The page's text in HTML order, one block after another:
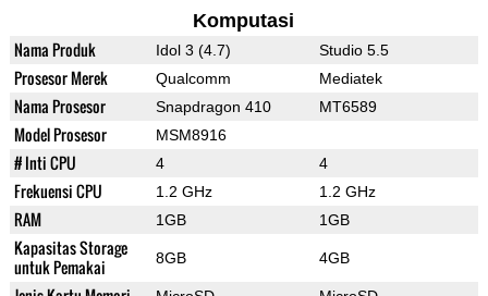
Komputasi
Nama Produk Idol 3 (4.7) Studio 5.5
Prosesor Merek Qualcomm Mediatek
Nama Prosesor Snapdragon 410 MT6589
Model Prosesor MSM8916
# Inti CPU 4 4
Frekuensi CPU 1.2 GHz 1.2 GHz
RAM 1GB 1GB
Kapasitas Storage
untuk Pemakai
8GB 4GB